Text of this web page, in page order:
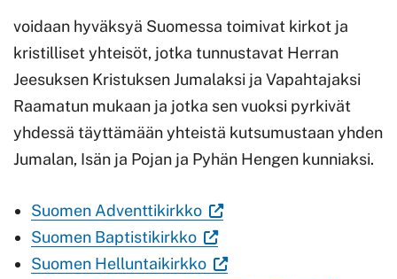
välilehteen.)
uuteen
välilehteen.)
avautuu
uuteen
välilehteen.)uuteen
voidaan hyväksyä Suomessa toimivat kirkot ja
kristilliset yhteisöt, jotka tunnustavat Herran
Jeesuksen Kristuksen Jumalaksi ja Vapahtajaksi
Raamatun mukaan ja jotka sen vuoksi pyrkivät
yhdessä täyttämään yhteistä kutsumustaan yhden
Jumalan, Isän ja Pojan ja Pyhän Hengen kunniaksi.
Suomen Adventtikirkko(Vieraile
ulkoisella
sivustolla.
Suomen Baptistikirkko(Vieraile
ulkoisella
Suomen Helluntaikirkko(Vieraile